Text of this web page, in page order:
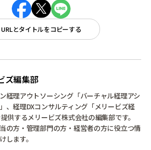
URLとタイトルをコピーする
ズ編集部
経理アウトソーシング「バーチャル経理アシ
、経理DXコンサルティング「メリービズ経
供するメリービズ株式会社の編集部です。
の方・管理部門の方・経営者の方に役立つ情
します。